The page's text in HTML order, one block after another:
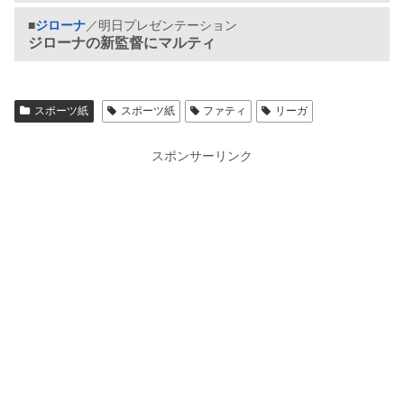
■ジローナ／明日プレゼンテーション
ジローナの新監督にマルティ
スポーツ紙 スポーツ紙 ファティ リーガ
スポンサーリンク